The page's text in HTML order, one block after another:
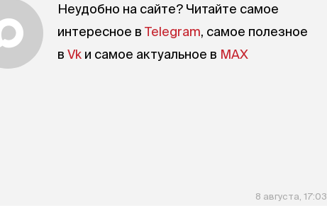
Неудобно на сайте? Читайте самое
интересное в Telegram, самое полезное
в Vk и самое актуальное в MAX
8 августа, 17:03